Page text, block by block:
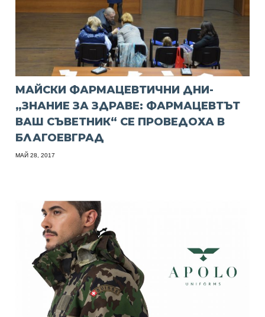
МАЙСКИ ФАРМАЦЕВТИЧНИ ДНИ-
„ЗНАНИЕ ЗА ЗДРАВЕ: ФАРМАЦЕВТЪТ
ВАШ СЪВЕТНИК“ СЕ ПРОВЕДОХА В
БЛАГОЕВГРАД
МАЙ 28, 2017